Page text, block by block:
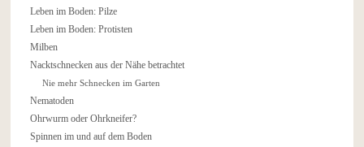
Leben im Boden: Pilze
Leben im Boden: Protisten
Milben
Nacktschnecken aus der Nähe betrachtet
Nie mehr Schnecken im Garten
Nematoden
Ohrwurm oder Ohrkneifer?
Spinnen im und auf dem Boden